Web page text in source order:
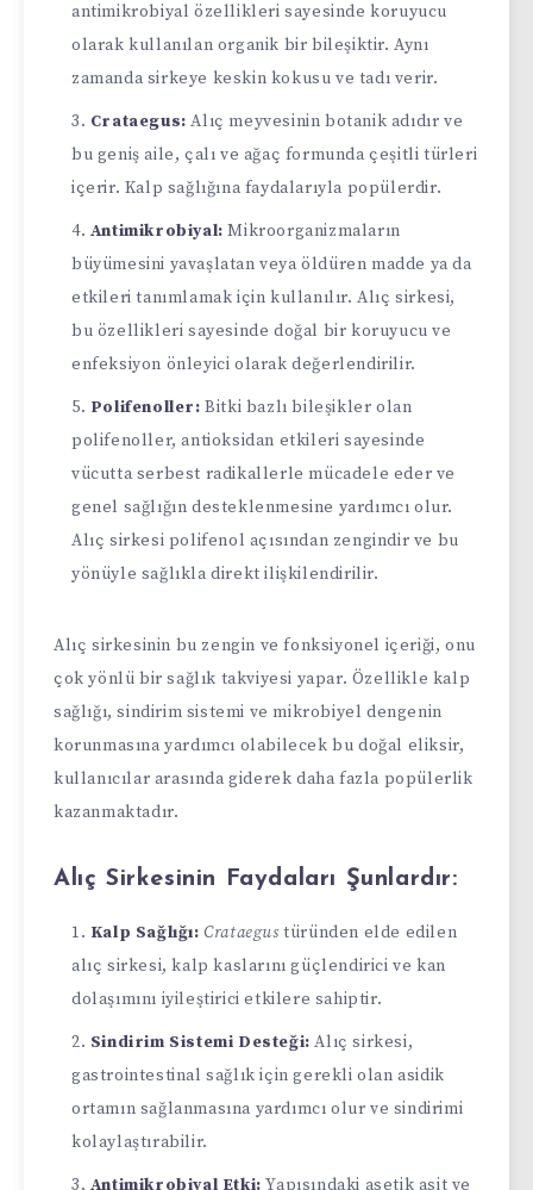
antimikrobiyal özellikleri sayesinde koruyucu
olarak kullanılan organik bir bileşiktir. Aynı
zamanda sirkeye keskin kokusu ve tadı verir.
Crataegus: Alıç meyvesinin botanik adıdır ve
bu geniş aile, çalı ve ağaç formunda çeşitli türleri
içerir. Kalp sağlığına faydalarıyla popülerdir.
Antimikrobiyal: Mikroorganizmaların
büyümesini yavaşlatan veya öldüren madde ya da
etkileri tanımlamak için kullanılır. Alıç sirkesi,
bu özellikleri sayesinde doğal bir koruyucu ve
enfeksiyon önleyici olarak değerlendirilir.
Polifenoller: Bitki bazlı bileşikler olan
polifenoller, antioksidan etkileri sayesinde
vücutta serbest radikallerle mücadele eder ve
genel sağlığın desteklenmesine yardımcı olur.
Alıç sirkesi polifenol açısından zengindir ve bu
yönüyle sağlıkla direkt ilişkilendirilir.
Alıç sirkesinin bu zengin ve fonksiyonel içeriği, onu
çok yönlü bir sağlık takviyesi yapar. Özellikle kalp
sağlığı, sindirim sistemi ve mikrobiyel dengenin
korunmasına yardımcı olabilecek bu doğal eliksir,
kullanıcılar arasında giderek daha fazla popülerlik
kazanmaktadır.
Alıç Sirkesinin Faydaları Şunlardır:
Kalp Sağlığı: Crataegus türünden elde edilen
alıç sirkesi, kalp kaslarını güçlendirici ve kan
dolaşımını iyileştirici etkilere sahiptir.
Sindirim Sistemi Desteği: Alıç sirkesi,
gastrointestinal sağlık için gerekli olan asidik
ortamın sağlanmasına yardımcı olur ve sindirimi
kolaylaştırabilir.
Antimikrobiyal Etki: Yapısındaki asetik asit ve